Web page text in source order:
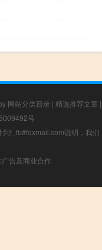
网站分类目录 | 精选推荐文章 |
号
f_fb#foxmail.com说明，我们
告及商业合作